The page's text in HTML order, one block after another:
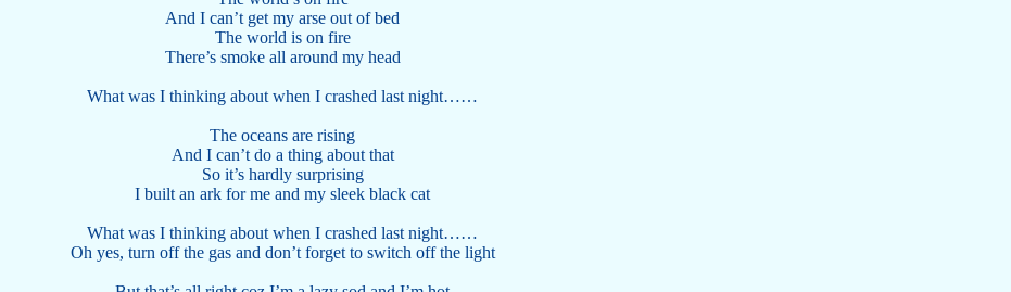
And I can’t get my arse out of bed
The world is on fire
There’s smoke all around my head
What was I thinking about when I crashed last night……
The oceans are rising
And I can’t do a thing about that
So it’s hardly surprising
I built an ark for me and my sleek black cat
What was I thinking about when I crashed last night……
Oh yes, turn off the gas and don’t forget to switch off the light